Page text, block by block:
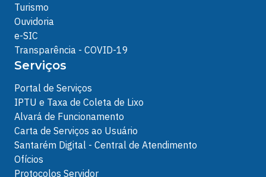
Turismo
Ouvidoria
e-SIC
Transparência - COVID-19
Serviços
Portal de Serviços
IPTU e Taxa de Coleta de Lixo
Alvará de Funcionamento
Carta de Serviços ao Usuário
Santarém Digital - Central de Atendimento
Ofícios
Protocolos Servidor